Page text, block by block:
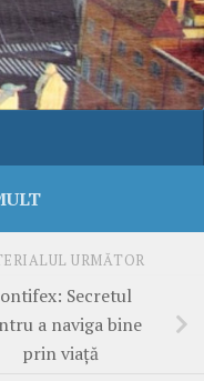
URMĂTOR
Secretul
a naviga bine
prin viață